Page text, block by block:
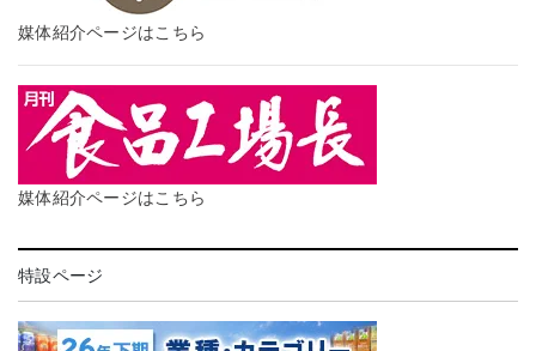
媒体紹介ページはこちら
媒体紹介ページはこちら
特設ページ